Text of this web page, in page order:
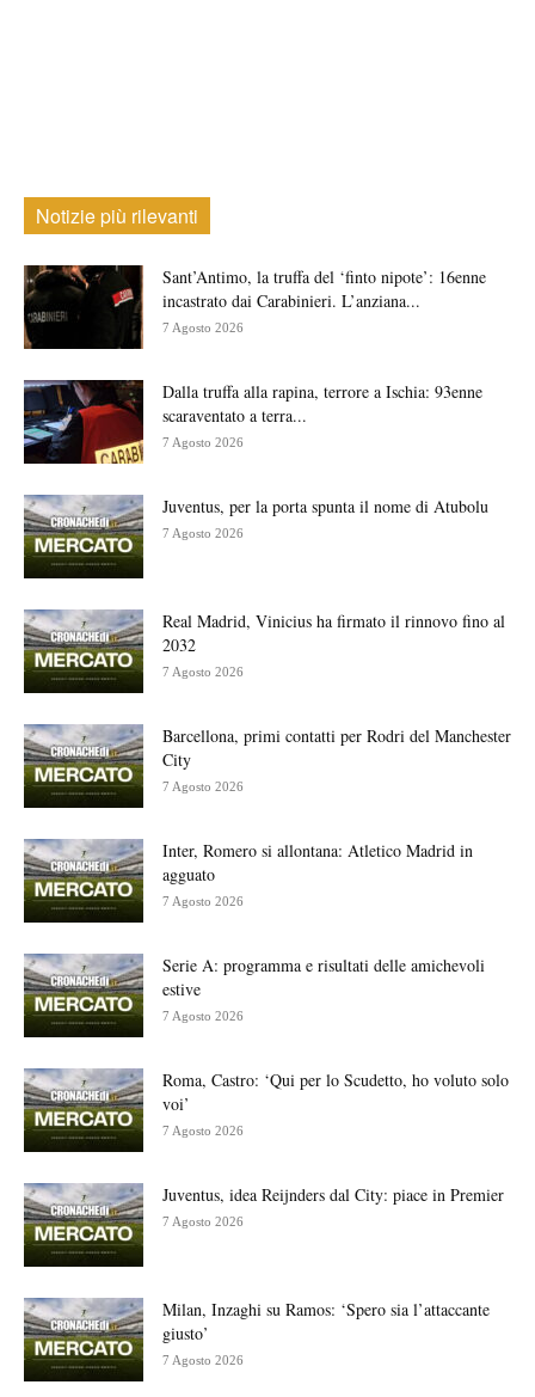
Notizie più rilevanti
Sant’Antimo, la truffa del ‘finto nipote’: 16enne
incastrato dai Carabinieri. L’anziana...
7 Agosto 2026
Dalla truffa alla rapina, terrore a Ischia: 93enne
scaraventato a terra...
7 Agosto 2026
Juventus, per la porta spunta il nome di Atubolu
7 Agosto 2026
Real Madrid, Vinicius ha firmato il rinnovo fino al
2032
7 Agosto 2026
Barcellona, primi contatti per Rodri del Manchester
City
7 Agosto 2026
Inter, Romero si allontana: Atletico Madrid in
agguato
7 Agosto 2026
Serie A: programma e risultati delle amichevoli
estive
7 Agosto 2026
Roma, Castro: ‘Qui per lo Scudetto, ho voluto solo
voi’
7 Agosto 2026
Juventus, idea Reijnders dal City: piace in Premier
7 Agosto 2026
Milan, Inzaghi su Ramos: ‘Spero sia l’attaccante
giusto’
7 Agosto 2026